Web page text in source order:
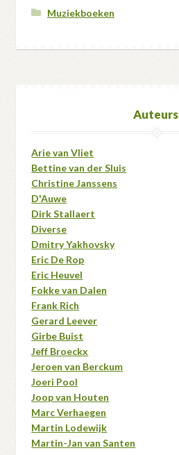
Muziekboeken
Auteurs
Arie van Vliet
Bettine van der Sluis
Christine Janssens
D'Auwe
Dirk Stallaert
Diverse
Dmitry Yakhovsky
Eric De Rop
Eric Heuvel
Fokke van Dalen
Frank Rich
Gerard Leever
Girbe Buist
Jeff Broeckx
Jeroen van Berckum
Joeri Pool
Joop van Houten
Marc Verhaegen
Martin Lodewijk
Martin-Jan van Santen